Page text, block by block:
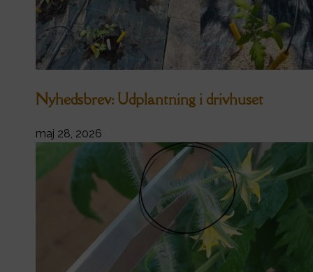
Nyhedsbrev: Udplantning i drivhuset
maj 28, 2026